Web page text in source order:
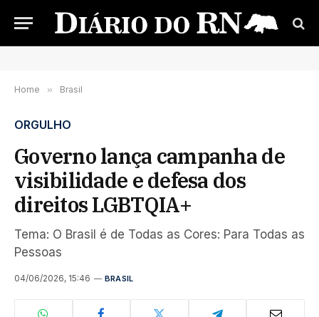
Home » Brasil
ORGULHO
Governo lança campanha de
visibilidade e defesa dos
direitos LGBTQIA+
Tema: O Brasil é de Todas as Cores: Para Todas as
Pessoas
04/06/2026, 15:46 BRASIL